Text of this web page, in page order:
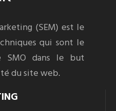
(SEM) est le
qui sont le
SMO dans le but
du site web.